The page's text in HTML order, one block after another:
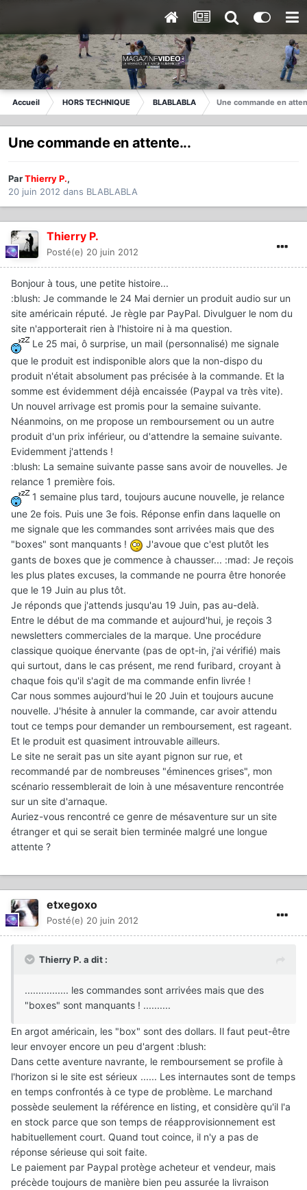
Accueil HORS TECHNIQUE BLABLABLA Une commande en
Une commande en attente...
ParThierry P.,
20 juin 2012 dans BLABLABLA
Thierry P.
Posté(e) 20 juin 2012
Bonjour à tous, une petite histoire...
:blush: Je commande le 24 Mai dernier un produit audio sur un
site américain réputé. Je règle par PayPal. Divulguer le nom du
site n'apporterait rien à l'histoire ni à ma question.
Le 25 mai, ô surprise, un mail (personnalisé) me signale
que le produit est indisponible alors que la non-dispo du
produit n'était absolument pas précisée à la commande. Et la
somme est évidemment déjà encaissée (Paypal va très vite).
Un nouvel arrivage est promis pour la semaine suivante.
Néanmoins, on me propose un remboursement ou un autre
produit d'un prix inférieur, ou d'attendre la semaine suivante.
Evidemment j'attends !
:blush: La semaine suivante passe sans avoir de nouvelles. Je
relance 1 première fois.
1 semaine plus tard, toujours aucune nouvelle, je relance
une 2e fois. Puis une 3e fois. Réponse enfin dans laquelle on
me signale que les commandes sont arrivées mais que des
"boxes" sont manquants !
J'avoue que c'est plutôt les
gants de boxes que je commence à chausser... :mad: Je reçois
les plus plates excuses, la commande ne pourra être honorée
que le 19 Juin au plus tôt.
Je réponds que j'attends jusqu'au 19 Juin, pas au-delà.
Entre le début de ma commande et aujourd'hui, je reçois 3
newsletters commerciales de la marque. Une procédure
classique quoique énervante (pas de opt-in, j'ai vérifié) mais
qui surtout, dans le cas présent, me rend furibard, croyant à
chaque fois qu'il s'agit de ma commande enfin livrée !
Car nous sommes aujourd'hui le 20 Juin et toujours aucune
nouvelle. J'hésite à annuler la commande, car avoir attendu
tout ce temps pour demander un remboursement, est rageant.
Et le produit est quasiment introuvable ailleurs.
Le site ne serait pas un site ayant pignon sur rue, et
recommandé par de nombreuses "éminences grises", mon
scénario ressemblerait de loin à une mésaventure rencontrée
sur un site d'arnaque.
Auriez-vous rencontré ce genre de mésaventure sur un site
étranger et qui se serait bien terminée malgré une longue
attente ?
etxegoxo
Posté(e) 20 juin 2012
Thierry P. a dit :
................ les commandes sont arrivées mais que des
"boxes" sont manquants ! ..........
En argot américain, les "box" sont des dollars. Il faut peut-être
leur envoyer encore un peu d'argent :blush:
Dans cette aventure navrante, le remboursement se profile à
l'horizon si le site est sérieux ...... Les internautes sont de temps
en temps confrontés à ce type de problème. Le marchand
possède seulement la référence en listing, et considère qu'il l'a
en stock parce que son temps de réapprovisionnement est
habituellement court. Quand tout coince, il n'y a pas de
réponse sérieuse qui soit faite.
Le paiement par Paypal protège acheteur et vendeur, mais
précède toujours de manière bien peu assurée la livraison